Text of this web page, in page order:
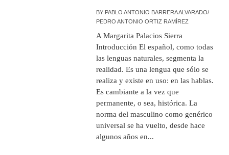
BY PABLO ANTONIO BARRERA ALVARADO/
PEDRO ANTONIO ORTIZ RAMÍREZ
A Margarita Palacios Sierra
Introducción El español, como todas
las lenguas naturales, segmenta la
realidad. Es una lengua que sólo se
realiza y existe en uso: en las hablas.
Es cambiante a la vez que
permanente, o sea, histórica. La
norma del masculino como genérico
universal se ha vuelto, desde hace
algunos años en...